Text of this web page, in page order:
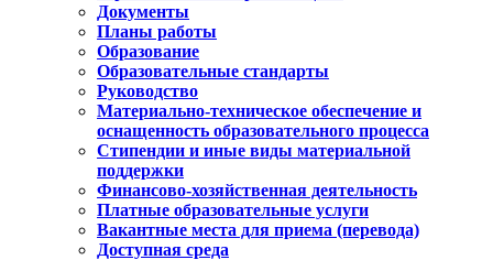
Документы
Планы работы
Образование
Образовательные стандарты
Руководство
Материально-техническое обеспечение и
оснащенность образовательного процесса
Стипендии и иные виды материальной
поддержки
Финансово-хозяйственная деятельность
Платные образовательные услуги
Вакантные места для приема (перевода)
Доступная среда